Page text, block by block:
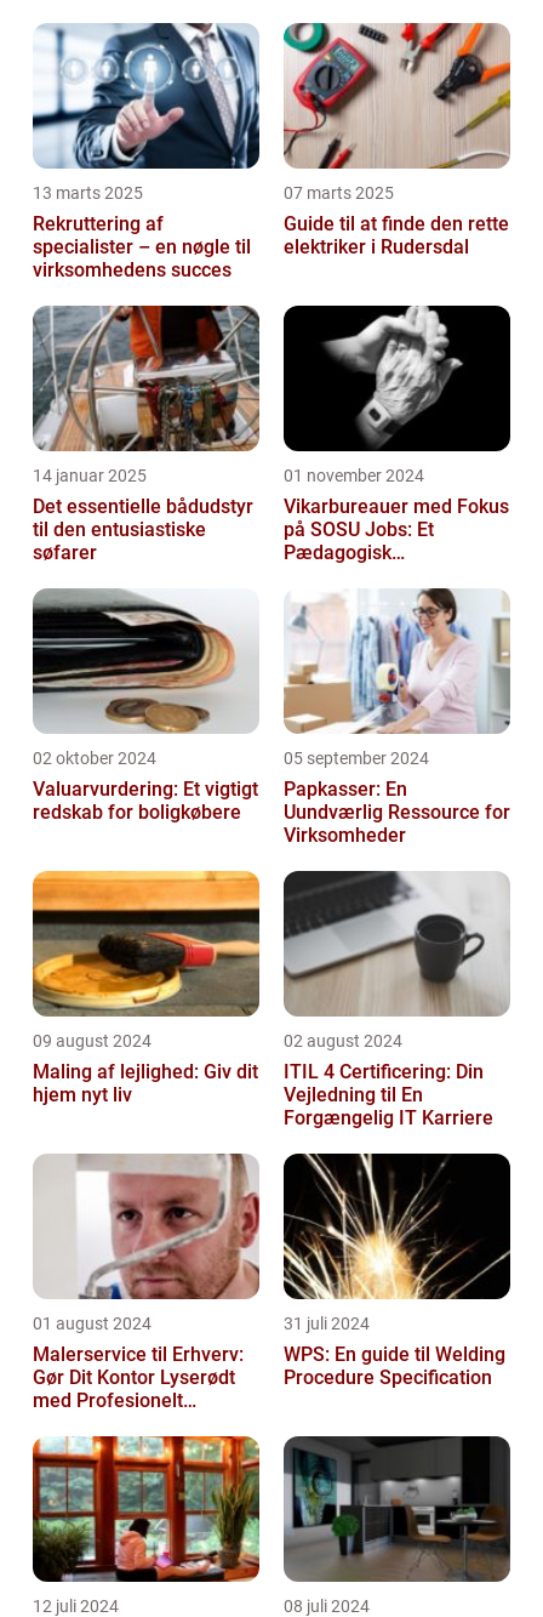
13 marts 2025
Rekruttering af
specialister – en nøgle til
virksomhedens succes
07 marts 2025
Guide til at finde den rette
elektriker i Rudersdal
14 januar 2025
Det essentielle bådudstyr
til den entusiastiske
søfarer
01 november 2024
Vikarbureauer med Fokus
på SOSU Jobs: Et
Pædagogisk
02 oktober 2024
Valuarvurdering: Et vigtigt
redskab for boligkøbere
05 september 2024
Papkasser: En
Uundværlig Ressource for
Virksomheder
09 august 2024
Maling af lejlighed: Giv dit
hjem nyt liv
02 august 2024
ITIL 4 Certificering: Din
Vejledning til En
Forgængelig IT Karriere
01 august 2024
Malerservice til Erhverv:
Gør Dit Kontor Lyserødt
med Profesionelt
31 juli 2024
WPS: En guide til Welding
Procedure Specification
12 juli 2024 08 juli 2024